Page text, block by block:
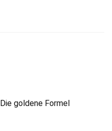
Die goldene Formel